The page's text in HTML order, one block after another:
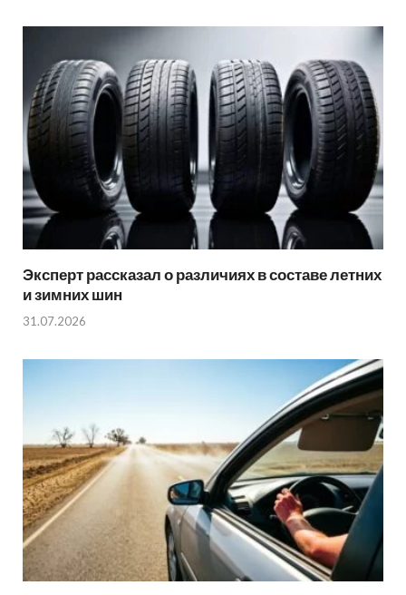
Эксперт рассказал о различиях в составе летних
и зимних шин
31.07.2026